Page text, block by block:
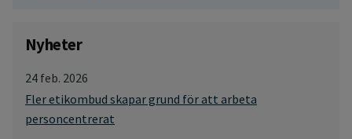
Nyheter
24 feb. 2026
Fler etikombud skapar grund för att arbeta
personcentrerat